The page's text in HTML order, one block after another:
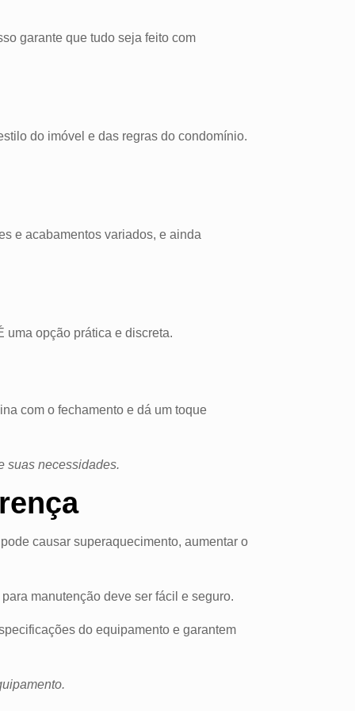
garante que tudo seja feito com
do imóvel e das regras do condomínio.
e acabamentos variados, e ainda
uma opção prática e discreta.
com o fechamento e dá um toque
suas necessidades.
causar superaquecimento, aumentar o
manutenção deve ser fácil e seguro.
do equipamento e garantem